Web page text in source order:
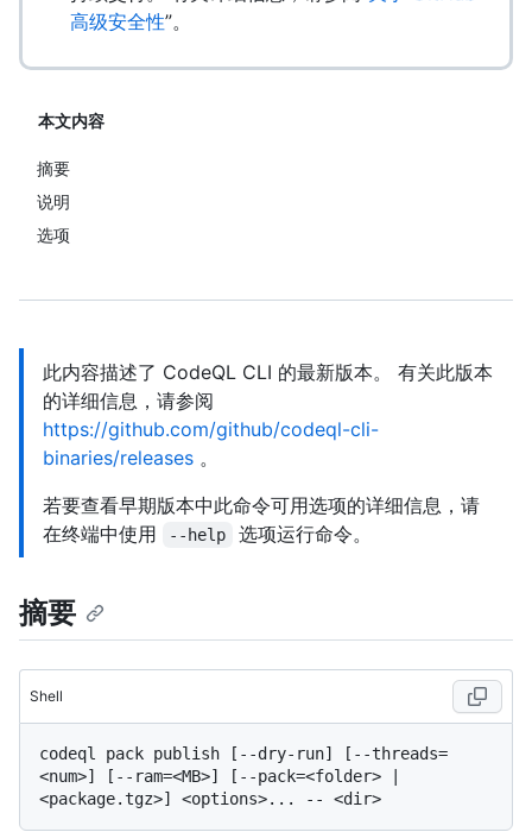
高级安全性”。
本文内容
摘要
说明
选项
此内容描述了 CodeQL CLI 的最新版本。 有关此版本
的详细信息，请参阅
https://github.com/github/codeql-cli-
binaries/releases 。
若要查看早期版本中此命令可用选项的详细信息，请
在终端中使用
--help 选项运行命令。
摘要
Shell
codeql pack publish [--dry-run] [--threads=
<num>] [--ram=<MB>] [--pack=<folder> |